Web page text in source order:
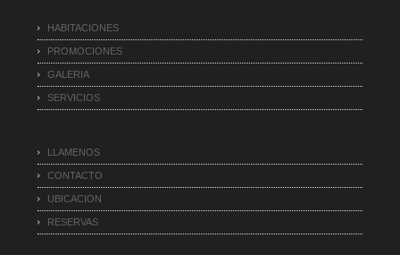
HABITACIONES
PROMOCIONES
GALERIA
SERVICIOS
LLAMENOS
CONTACTO
UBICACION
RESERVAS